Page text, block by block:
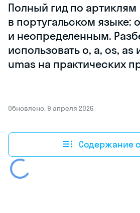
Полный гид по артиклям
в португальском языке:
и неопределенным.
использовать o, a, os, as
umas на практических
Обновлено: 9 апреля 2026
Содержание